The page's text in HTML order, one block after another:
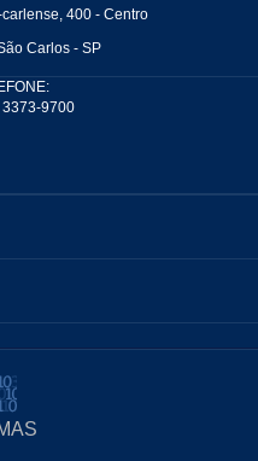
400 - Centro
Carlos - SP
9700